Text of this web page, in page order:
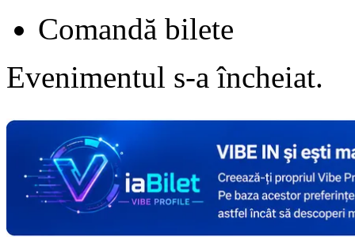
Comandă bilete
Evenimentul s-a încheiat.